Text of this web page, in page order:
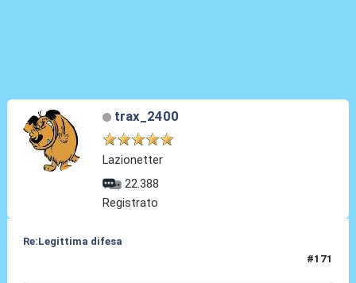
trax_2400
Lazionetter
22.388
Registrato
Re:Legittima difesa
#171